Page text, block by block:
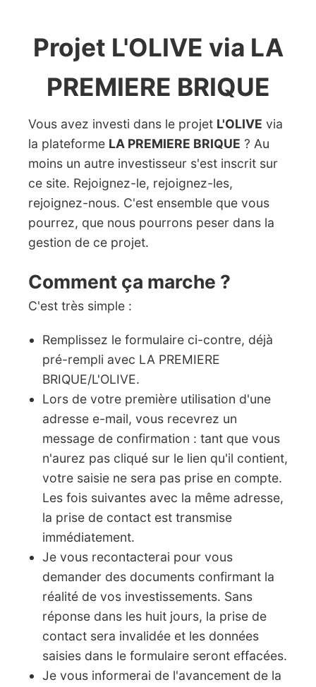
Projet L'OLIVE via LA
PREMIERE BRIQUE
Vous avez investi dans le projet L'OLIVE via
la plateforme LA PREMIERE BRIQUE ? Au
moins un autre investisseur s'est inscrit sur
ce site. Rejoignez-le, rejoignez-les,
rejoignez-nous. C'est ensemble que vous
pourrez, que nous pourrons peser dans la
gestion de ce projet.
Comment ça marche ?
C'est très simple :
Remplissez le formulaire ci-contre, déjà
pré-rempli avec LA PREMIERE
BRIQUE/L'OLIVE.
Lors de votre première utilisation d'une
adresse e-mail, vous recevrez un
message de confirmation : tant que vous
n'aurez pas cliqué sur le lien qu'il contient,
votre saisie ne sera pas prise en compte.
Les fois suivantes avec la même adresse,
la prise de contact est transmise
immédiatement.
Je vous recontacterai pour vous
demander des documents confirmant la
réalité de vos investissements. Sans
réponse dans les huit jours, la prise de
contact sera invalidée et les données
saisies dans le formulaire seront effacées.
Je vous informerai de l'avancement de la